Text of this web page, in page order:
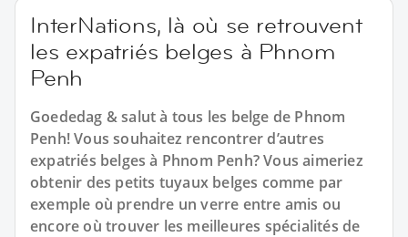
InterNations, là où se retrouvent
les expatriés belges à Phnom
Penh
Goededag & salut à tous les belge de Phnom
Penh! Vous souhaitez rencontrer d’autres
expatriés belges à Phnom Penh? Vous aimeriez
obtenir des petits tuyaux belges comme par
exemple où prendre un verre entre amis ou
encore où trouver les meilleures spécialités de